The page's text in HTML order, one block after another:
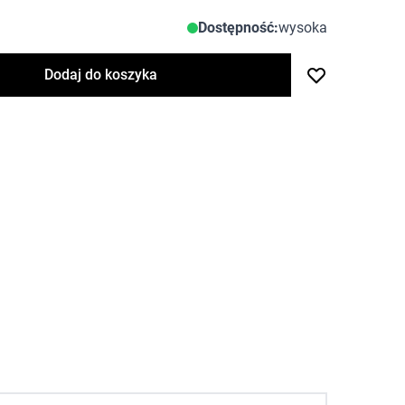
Dostępność:wysoka
Dodaj do koszyka